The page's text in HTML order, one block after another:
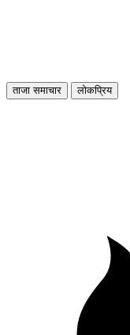
ताजा समाचार लोकप्रिय